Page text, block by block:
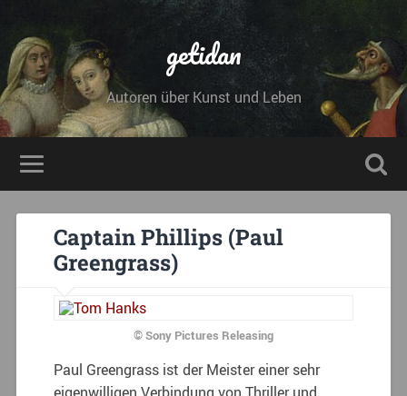
getidan
Autoren über Kunst und Leben
Captain Phillips (Paul
Greengrass)
© Sony Pictures Releasing
Paul Greengrass ist der Meister einer sehr